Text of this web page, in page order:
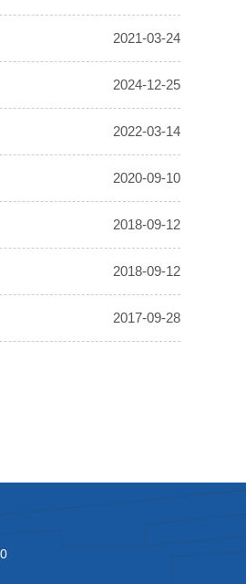
2021-03-24
2024-12-25
2022-03-14
2020-09-10
2018-09-12
2018-09-12
2017-09-28